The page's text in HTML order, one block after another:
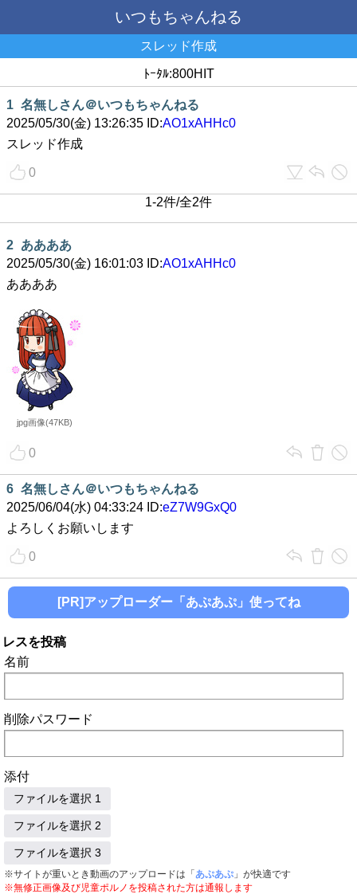
いつもちゃんねる
スレッド作成
ﾄｰﾀﾙ:800HIT
1 名無しさん＠いつもちゃんねる
2025/05/30(金) 13:26:35 ID:AO1xAHHc0
スレッド作成
0
1-2件/全2件
2 ああああ
2025/05/30(金) 16:01:03 ID:AO1xAHHc0
ああああ
jpg画像(47KB)
0
6 名無しさん＠いつもちゃんねる
2025/06/04(水) 04:33:24 ID:eZ7W9GxQ0
よろしくお願いします
0
[PR]アップローダー「あぷあぷ」使ってね
レスを投稿
名前
削除パスワード
添付
ファイルを選択 1
ファイルを選択 2
ファイルを選択 3
※サイトが重いとき動画のアップロードは「 あぷあぷ 」が快適です
※無修正画像及び児童ポルノを投稿された方は通報します